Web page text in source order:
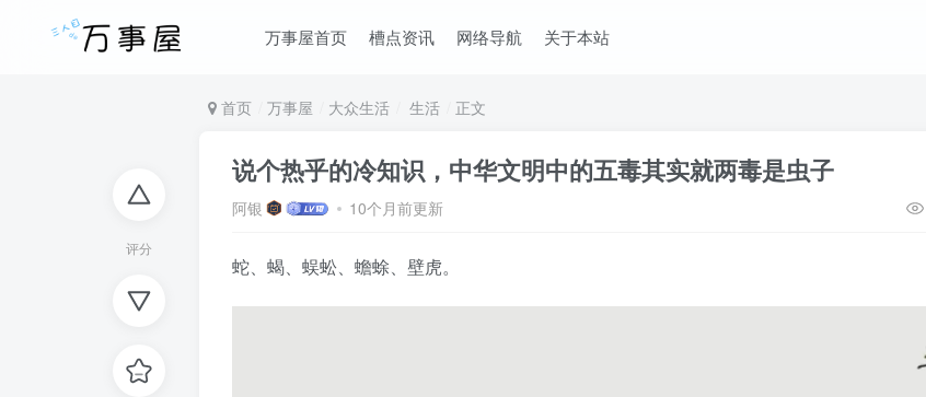
万事屋首页 槽点资讯 网络导航 关于本站
评分
首页 万事屋 大众生活 生活 正文
说个热乎的冷知识，中华文明中的五毒其实就两毒是虫子
阿银 10个月前更新
蛇、蝎、蜈蚣、蟾蜍、壁虎。